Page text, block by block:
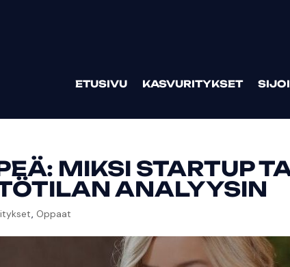
ETUSIVU KASVURITYKSET
MIKSI STARTUP
ANALYYSIN
, Oppaat